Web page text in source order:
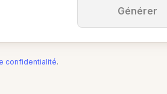
Générer
confidentialité.